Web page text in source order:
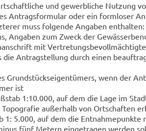
und ge­werb­li­che Nut­zung
An­trags­for­mu­lar oder ein form­lo­ser
muss fol­gen­de An­ga­ben ent­hal­ten:
An­ga­ben zum Zweck der
mit
die An­trag­stel­lung durch einen
Grund­stücks­ei­gen­tü­mers, wenn der
ist
1:10.000, auf dem die Lage im
au­ßer­halb von Ort­schaf­ten
1: 5.000, auf dem die
fünf Me­tern ein­ge­tra­gen wer­den